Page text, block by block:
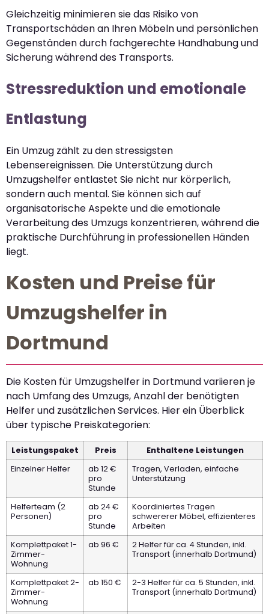
Gleichzeitig minimieren sie das Risiko von
Transportschäden an Ihren Möbeln und persönlichen
Gegenständen durch fachgerechte Handhabung und
Sicherung während des Transports.
Stressreduktion und emotionale
Entlastung
Ein Umzug zählt zu den stressigsten
Lebensereignissen. Die Unterstützung durch
Umzugshelfer entlastet Sie nicht nur körperlich,
sondern auch mental. Sie können sich auf
organisatorische Aspekte und die emotionale
Verarbeitung des Umzugs konzentrieren, während die
praktische Durchführung in professionellen Händen
liegt.
Kosten und Preise für
Umzugshelfer in
Dortmund
Die Kosten für Umzugshelfer in Dortmund variieren je
nach Umfang des Umzugs, Anzahl der benötigten
Helfer und zusätzlichen Services. Hier ein Überblick
über typische Preiskategorien:
Leistungspaket Preis
Enthaltene Leistungen
Einzelner Helfer
ab 12 €
pro
Stunde
Tragen, Verladen, einfache
Unterstützung
Helferteam (2
Personen)
ab 24 €
pro
Stunde
Koordiniertes Tragen
schwererer Möbel, effizienteres
Arbeiten
Komplettpaket 1-
Zimmer-
Wohnung
ab 96 €
2 Helfer für ca. 4 Stunden, inkl.
Transport (innerhalb Dortmund)
Komplettpaket 2-
Zimmer-
Wohnung
ab 150 €
2-3 Helfer für ca. 5 Stunden, inkl.
Transport (innerhalb Dortmund)